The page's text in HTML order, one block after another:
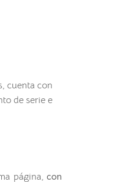
cuenta con
de serie e
página, con